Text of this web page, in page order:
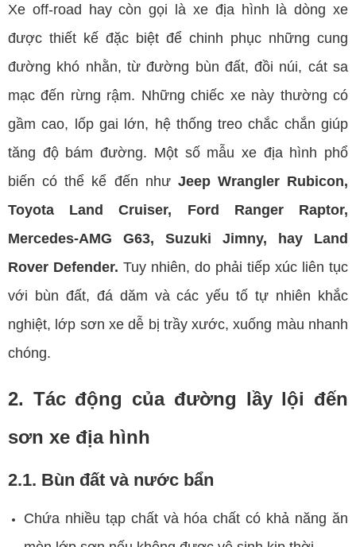
Xe off-road hay còn gọi là xe địa hình là dòng xe
được thiết kế đặc biệt để chinh phục những cung
đường khó nhằn, từ đường bùn đất, đồi núi, cát sa
mạc đến rừng rậm. Những chiếc xe này thường có
gầm cao, lốp gai lớn, hệ thống treo chắc chắn giúp
tăng độ bám đường. Một số mẫu xe địa hình phổ
biến có thể kể đến như Jeep Wrangler Rubicon,
Toyota Land Cruiser, Ford Ranger Raptor,
Mercedes-AMG G63, Suzuki Jimny, hay Land
Rover Defender. Tuy nhiên, do phải tiếp xúc liên tục
với bùn đất, đá dăm và các yếu tố tự nhiên khắc
nghiệt, lớp sơn xe dễ bị trầy xước, xuống màu nhanh
chóng.
2. Tác động của đường lầy lội đến
sơn xe địa hình
2.1. Bùn đất và nước bẩn
Chứa nhiều tạp chất và hóa chất có khả năng ăn